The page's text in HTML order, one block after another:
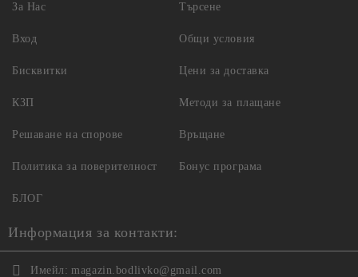
За Нас
Вход
Търсене
Общи условия
Бисквитки
КЗП
Решаване на спорове
Политика за поверителност
Цени за доставка
Методи за плащане
Връщане
Бонус програма
БЛОГ
Информация за контакти:
Имейл: magazin.bodlivko@gmail.com